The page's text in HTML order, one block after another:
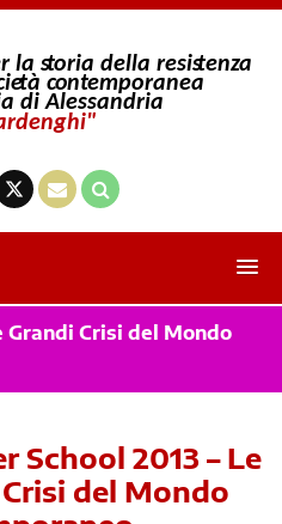
Grandi Crisi del Mondo
School 2013 – Le
del Mondo